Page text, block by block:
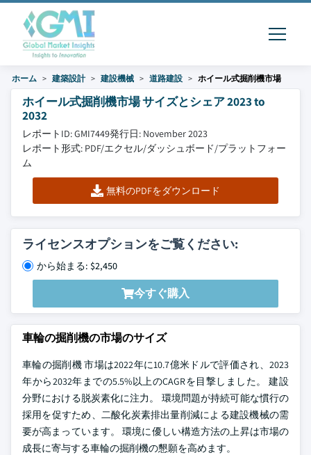
ホーム 建築設計 建設機械 道路建設 ホイール式掘削機市場
ホイール式掘削機市場 サイズとシェア 2023 to
2032
レポートID: GMI7449発行日: November 2023
レポート形式: PDF/エクセル/ダッシュボード/プラットフォー
ム
無料のPDFをダウンロード
ライセンスオプションをご覧ください:
から始まる: $2,450
今すぐ購入
車輪の掘削機の市場のサイズ
車輪の掘削機 市場は2022年に10.7億米ドルで評価され、2023
年から2032年までの5.5%以上のCAGRを目撃しました。 建設
分野における脱炭素化に注力。 環境問題が持続可能な慣行の
採用を促すため、二酸化炭素排出量削減による建設機械の需
要が高まっています。 環境に優しい構造方法の上昇は市場の
成長に寄与する車輪の掘削機の懇願を高めます。